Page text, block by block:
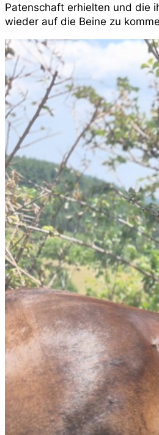
Patenschaft erhielten und die
wieder auf die Beine zu